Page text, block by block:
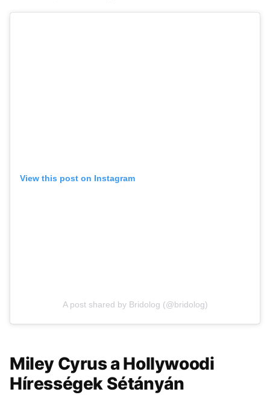
View this post on Instagram
A post shared by Bridolog (@bridolog)
Miley Cyrus a Hollywoodi
Hírességek Sétányán